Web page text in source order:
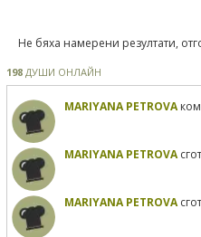
Не бяха намерени резултати,
198 ДУШИ ОНЛАЙН
MARIYANA PETROVA
MARIYANA PETROVA
MARIYANA PETROVA